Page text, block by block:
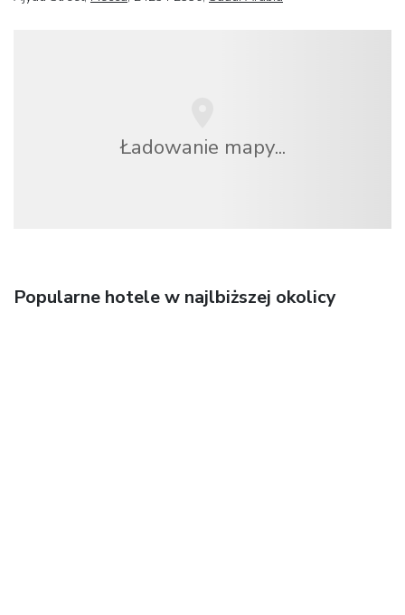
Ładowanie mapy...
Popularne hotele w najlbiższej okolicy